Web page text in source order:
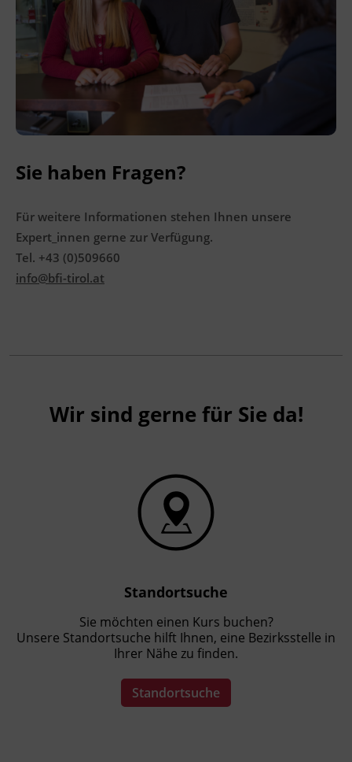
Ingenieurzertifizierung
Deutsch und Integration
Akademisches Studienzentrum
Digitales Lernen
BFI Reutte
BFI Schwaz
Sie haben Fragen?
Für weitere Informationen stehen Ihnen unsere
Expert_innen gerne zur Verfügung.
Tel. +43 (0)509660
info@bfi-tirol.at
Wir sind gerne für Sie da!
Standortsuche
Sie möchten einen Kurs buchen?
Unsere Standortsuche hilft Ihnen, eine Bezirksstelle in
Ihrer Nähe zu finden.
Standortsuche